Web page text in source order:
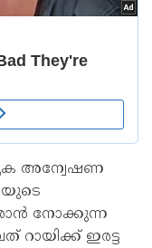
അന്വേഷണ
നോക്കുന്ന
റായിക്ക് ഇരട്ട